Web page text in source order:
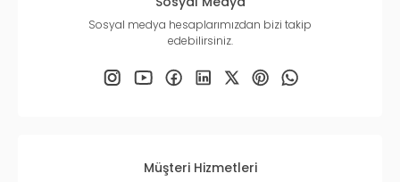
Sosyal medya hesaplarımızdan bizi takip
edebilirsiniz.
Müşteri Hizmetleri